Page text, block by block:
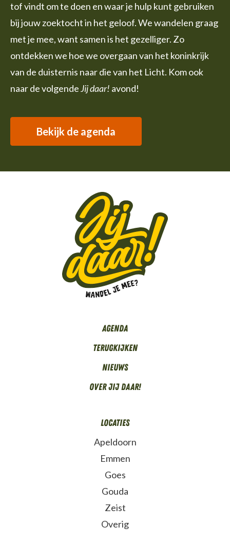
tof vindt om te doen en waar je hulp kunt gebruiken
bij jouw zoektocht in het geloof. We wandelen graag
met je mee, want samen is het gezelliger. Zo
ontdekken we hoe we overgaan van het koninkrijk
van de duisternis naar die van het Licht. Kom ook
naar de volgendeJij daar! avond!
Bekijk de agenda
Agenda
Terugkijken
Nieuws
Over Jij daar!
Locaties
Apeldoorn
Emmen
Goes
Gouda
Zeist
Overig